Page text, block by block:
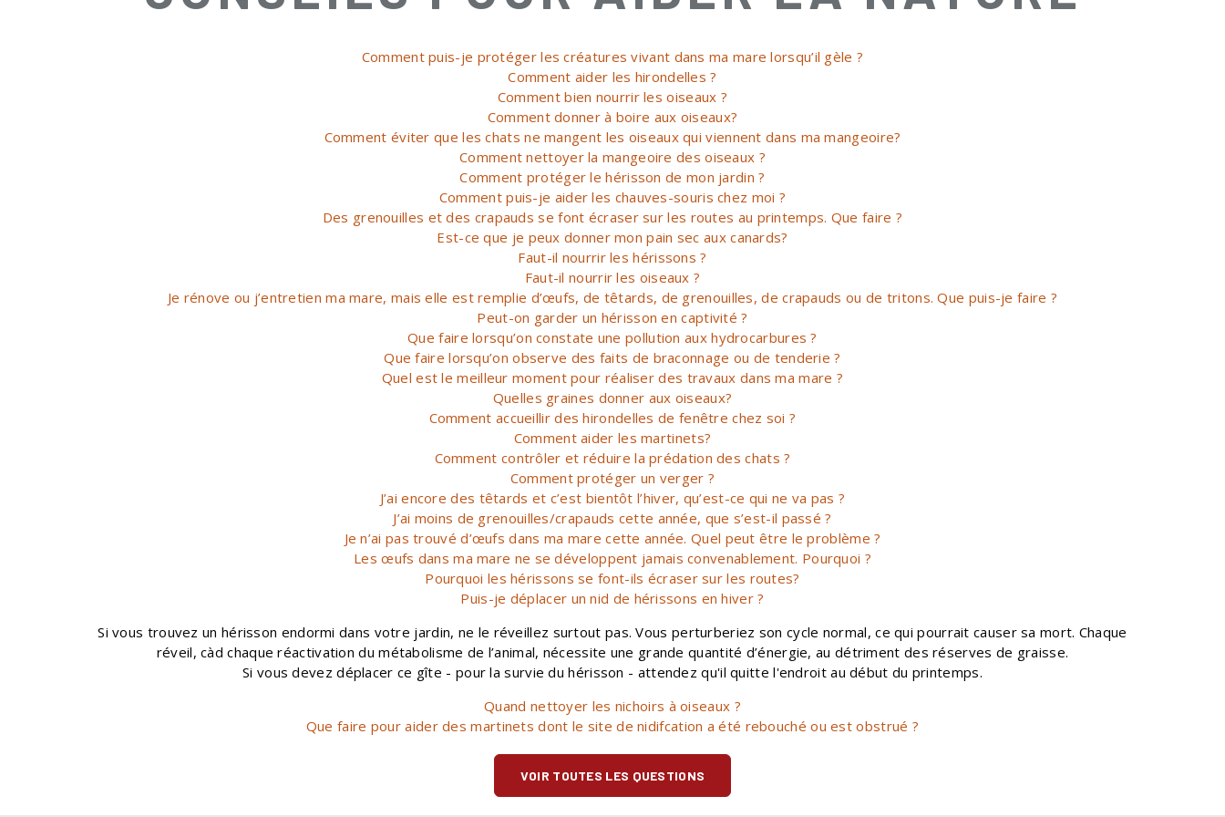
Comment puis-je protéger les créatures vivant dans ma mare lorsqu’il gèle ?
Comment aider les hirondelles ?
Comment bien nourrir les oiseaux ?
Comment donner à boire aux oiseaux?
Comment éviter que les chats ne mangent les oiseaux qui viennent dans ma mangeoire?
Comment nettoyer la mangeoire des oiseaux ?
Comment protéger le hérisson de mon jardin ?
Comment puis-je aider les chauves-souris chez moi ?
Des grenouilles et des crapauds se font écraser sur les routes au printemps. Que faire ?
Est-ce que je peux donner mon pain sec aux canards?
Faut-il nourrir les hérissons ?
Faut-il nourrir les oiseaux ?
Je rénove ou j’entretien ma mare, mais elle est remplie d’œufs, de têtards, de grenouilles, de crapauds ou de tritons. Que puis-je faire ?
Peut-on garder un hérisson en captivité ?
Que faire lorsqu’on constate une pollution aux hydrocarbures ?
Que faire lorsqu’on observe des faits de braconnage ou de tenderie ?
Quel est le meilleur moment pour réaliser des travaux dans ma mare ?
Quelles graines donner aux oiseaux?
Comment accueillir des hirondelles de fenêtre chez soi ?
Comment aider les martinets?
Comment contrôler et réduire la prédation des chats ?
Comment protéger un verger ?
J’ai encore des têtards et c’est bientôt l’hiver, qu’est-ce qui ne va pas ?
J’ai moins de grenouilles/crapauds cette année, que s’est-il passé ?
Je n’ai pas trouvé d’œufs dans ma mare cette année. Quel peut être le problème ?
Les œufs dans ma mare ne se développent jamais convenablement. Pourquoi ?
Pourquoi les hérissons se font-ils écraser sur les routes?
Puis-je déplacer un nid de hérissons en hiver ?
Si vous trouvez un hérisson endormi dans votre jardin, ne le réveillez surtout pas. Vous perturberiez son cycle normal, ce qui pourrait causer sa mort. Chaque
réveil, càd chaque réactivation du métabolisme de l’animal, nécessite une grande quantité d’énergie, au détriment des réserves de graisse.
Si vous devez déplacer ce gîte - pour la survie du hérisson - attendez qu'il quitte l'endroit au début du printemps.
Quand nettoyer les nichoirs à oiseaux ?
Que faire pour aider des martinets dont le site de nidifcation a été rebouché ou est obstrué ?
VOIR TOUTES LES QUESTIONS